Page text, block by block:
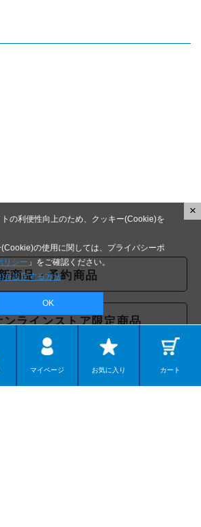
商品・予約商品
ンラインストア限定商品
ジャンルから探す
マイページ お気に入り カート
の利便性向上のため、クッキー(Cookie)を
の使用に関しては、プライバシーポ
リシー 」をご確認ください。
を設定する方法
OK
×